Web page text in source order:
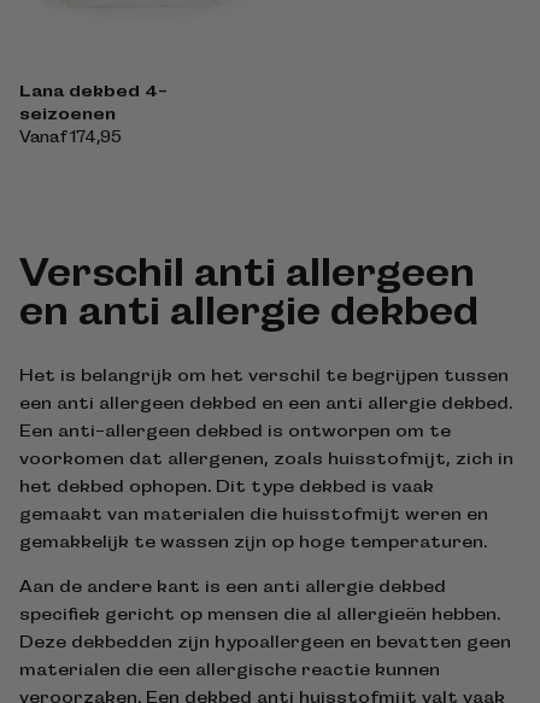
Lana dekbed 4-
seizoenen
Normale
Vanaf 174,95
Verschil anti allergeen
en anti allergie dekbed
Het is belangrijk om het verschil te begrijpen tussen
een anti allergeen dekbed en een anti allergie dekbed.
Een anti-allergeen dekbed is ontworpen om te
voorkomen dat allergenen, zoals huisstofmijt, zich in
het dekbed ophopen. Dit type dekbed is vaak
gemaakt van materialen die huisstofmijt weren en
gemakkelijk te wassen zijn op hoge temperaturen.
Aan de andere kant is een anti allergie dekbed
specifiek gericht op mensen die al allergieën hebben.
Deze dekbedden zijn hypoallergeen en bevatten geen
materialen die een allergische reactie kunnen
veroorzaken. Een dekbed anti huisstofmijt valt vaak